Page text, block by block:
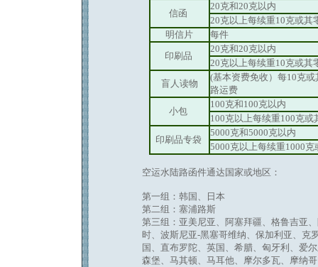
信函
20克和20克以内
20克以上每续重10克或其
明信片
每件
印刷品
20克和20克以内
20克以上每续重10克或其
盲人读物
(基本资费免收）每10克
路运费
小包
100克和100克以内
100克以上每续重100克或
印刷品专袋
5000克和5000克以内
5000克以上每续重1000克
空运水陆路函件通达国家或地区：
第一组：韩国、日本
第二组：塞浦路斯
第三组：亚美尼亚、阿塞拜疆、格鲁吉亚
时、波斯尼亚-黑塞哥维纳、保加利亚、克
国、直布罗陀、英国、希腊、匈牙利、爱
森堡、马其顿、马耳他、摩尔多瓦、摩纳